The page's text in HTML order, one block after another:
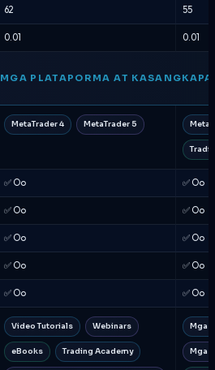
62 55
0.01 0.01
MGA PLATAPORMA AT
MetaTrader 4 MetaTrader 5
✅ Oo ✅ Oo
✅ Oo ✅ Oo
✅ Oo ✅ Oo
✅ Oo ✅ Oo
✅ Oo ✅ Oo
Video Tutorials Webinars
eBooks Trading Academy
Mga
Mga